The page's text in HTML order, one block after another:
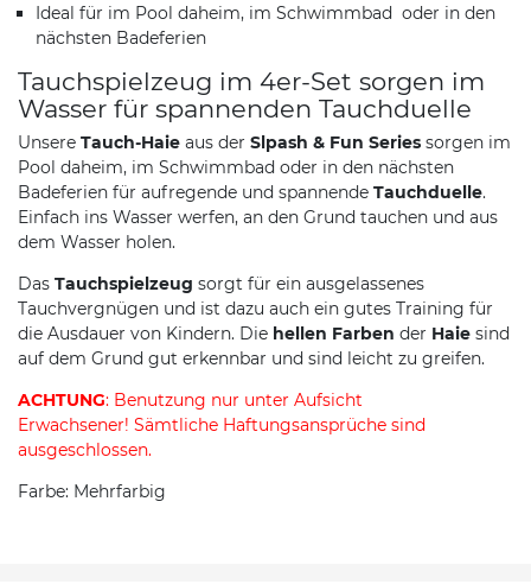
Ideal für im Pool daheim, im Schwimmbad oder in den
nächsten Badeferien
Tauchspielzeug im 4er-Set sorgen im
Wasser für spannenden Tauchduelle
Unsere Tauch-Haie aus der Slpash & Fun Series sorgen im
Pool daheim, im Schwimmbad oder in den nächsten
Badeferien für aufregende und spannende Tauchduelle.
Einfach ins Wasser werfen, an den Grund tauchen und aus
dem Wasser holen.
Das Tauchspielzeug sorgt für ein ausgelassenes
Tauchvergnügen und ist dazu auch ein gutes Training für
die Ausdauer von Kindern. Die hellen Farben der Haie sind
auf dem Grund gut erkennbar und sind leicht zu greifen.
ACHTUNG: Benutzung nur unter Aufsicht
Erwachsener! Sämtliche Haftungsansprüche sind
ausgeschlossen.
Farbe: Mehrfarbig